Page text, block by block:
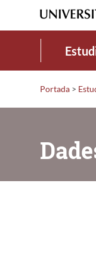
Portada >